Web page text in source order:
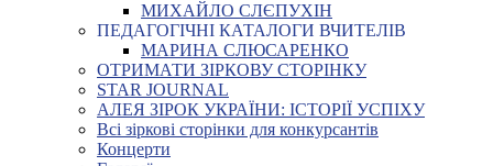
МИХАЙЛО СЛЄПУХІН
ПЕДАГОГІЧНІ КАТАЛОГИ ВЧИТЕЛІВ
МАРИНА СЛЮСАРЕНКО
ОТРИМАТИ ЗІРКОВУ СТОРІНКУ
STAR JOURNAL
АЛЕЯ ЗІРОК УКРАЇНИ: ІСТОРІЇ УСПІХУ
Всі зіркові сторінки для конкурсантів
Концерти